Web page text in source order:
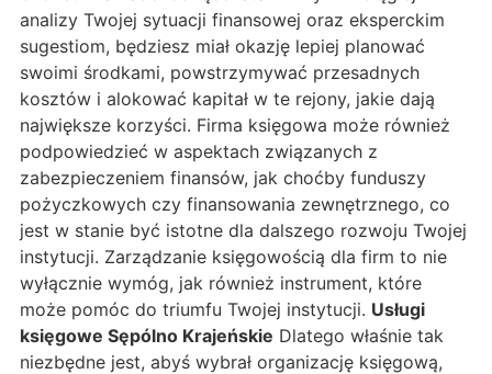
analizy Twojej sytuacji finansowej oraz eksperckim
sugestiom, będziesz miał okazję lepiej planować
swoimi środkami, powstrzymywać przesadnych
kosztów i alokować kapitał w te rejony, jakie dają
największe korzyści. Firma księgowa może również
podpowiedzieć w aspektach związanych z
zabezpieczeniem finansów, jak choćby funduszy
pożyczkowych czy finansowania zewnętrznego, co
jest w stanie być istotne dla dalszego rozwoju Twojej
instytucji. Zarządzanie księgowością dla firm to nie
wyłącznie wymóg, jak również instrument, które
może pomóc do triumfu Twojej instytucji. Usługi
księgowe Sępólno Krajeńskie Dlatego właśnie tak
niezbędne jest, abyś wybrał organizację księgową,